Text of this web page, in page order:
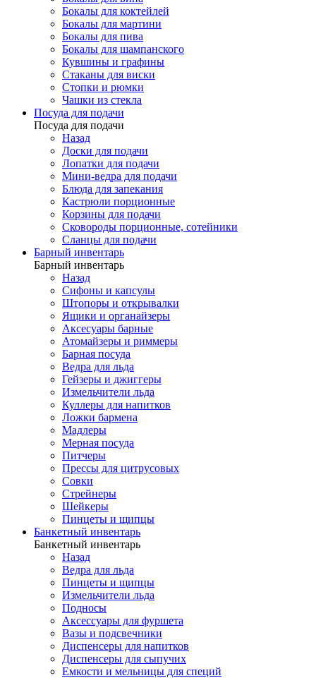
Бокалы для коктейлей
Бокалы для мартини
Бокалы для пива
Бокалы для шампанского
Кувшины и графины
Стаканы для виски
Стопки и рюмки
Чашки из стекла
Посуда для подачи
Посуда для подачи
Назад
Доски для подачи
Лопатки для подачи
Мини-ведра для подачи
Блюда для запекания
Кастрюли порционные
Корзины для подачи
Сковороды порционные, сотейники
Сланцы для подачи
Барный инвентарь
Барный инвентарь
Назад
Сифоны и капсулы
Штопоры и открывалки
Ящики и органайзеры
Аксесуары барные
Атомайзеры и риммеры
Барная посуда
Ведра для льда
Гейзеры и джиггеры
Измельчители льда
Куллеры для напитков
Ложки бармена
Мадлеры
Мерная посуда
Питчеры
Прессы для цитрусовых
Совки
Стрейнеры
Шейкеры
Пинцеты и щипцы
Банкетный инвентарь
Банкетный инвентарь
Назад
Ведра для льда
Пинцеты и щипцы
Измельчители льда
Подносы
Аксессуары для фуршета
Вазы и подсвечники
Диспенсеры для напитков
Диспенсеры для сыпучих
Емкости и мельницы для специй